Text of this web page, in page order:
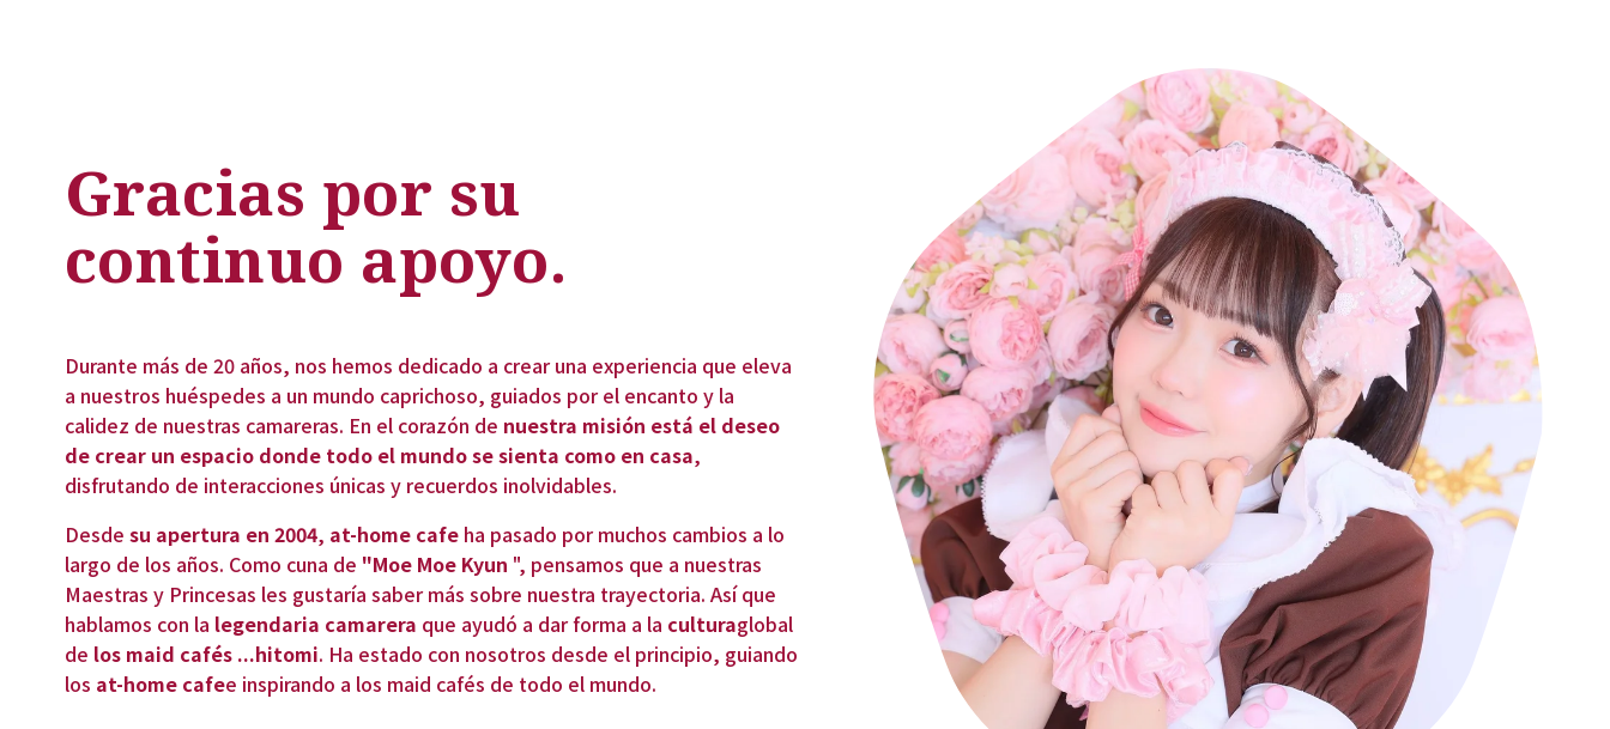
Gracias por su
continuo apoyo.
Durante más de 20 años, nos hemos dedicado a crear una experiencia que eleva
a nuestros huéspedes a un mundo caprichoso, guiados por el encanto y la
calidez de nuestras camareras. En el corazón de nuestra misión está el deseo
de crear un espacio donde todo el mundo se sienta como en casa,
disfrutando de interacciones únicas y recuerdos inolvidables.
Desde su apertura en 2004, at-home cafe ha pasado por muchos cambios a lo
largo de los años. Como cuna de "Moe Moe Kyun ", pensamos que a nuestras
Maestras y Princesas les gustaría saber más sobre nuestra trayectoria. Así que
hablamos con la legendaria camarera que ayudó a dar forma a la culturaglobal
de los maid cafés ...hitomi. Ha estado con nosotros desde el principio, guiando
los at-home cafee inspirando a los maid cafés de todo el mundo.